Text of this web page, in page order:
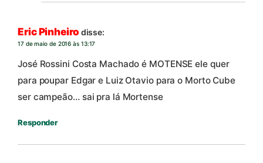
Eric Pinheiro disse:
17 de maio de 2016 às 13:17
José Rossini Costa Machado é MOTENSE ele quer
para poupar Edgar e Luiz Otavio para o Morto Cube
ser campeão… sai pra lá Mortense
Responder